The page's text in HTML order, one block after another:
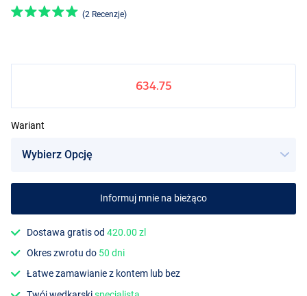
(2 Recenzje)
634.75
Wariant
Informuj mnie na bieżąco
Dostawa gratis od420.00 zl
Okres zwrotu do 50 dni
Łatwe zamawianie z kontem lub bez